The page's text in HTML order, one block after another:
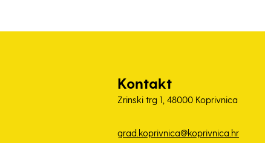
Kontakt
Zrinski trg 1, 48000 Koprivnica
grad.koprivnica@koprivnica.hr